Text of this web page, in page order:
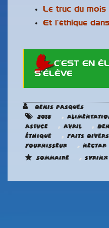
Le truc du mois
Et l’éthique
C’EST EN
S’ÉLÈVE
Denis Pasques
2018
,
astuce , Avril ,
éthique , Faits divers
Fournisseur , Nectar
Sommaire
, Syrinx